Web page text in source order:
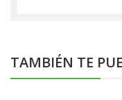
TAMBIÉN TE